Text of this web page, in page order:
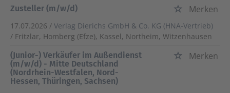
Zusteller (m/w/d)
Merken
17.07.2026 / Verlag Dierichs GmbH & Co. KG (HNA-Vertrieb)
/ Fritzlar, Homberg (Efze), Kassel, Northeim, Witzenhausen
(Junior-) Verkäufer im Außendienst
(m/w/d) - Mitte Deutschland
(Nordrhein-Westfalen, Nord-
Hessen, Thüringen, Sachsen)
Merken